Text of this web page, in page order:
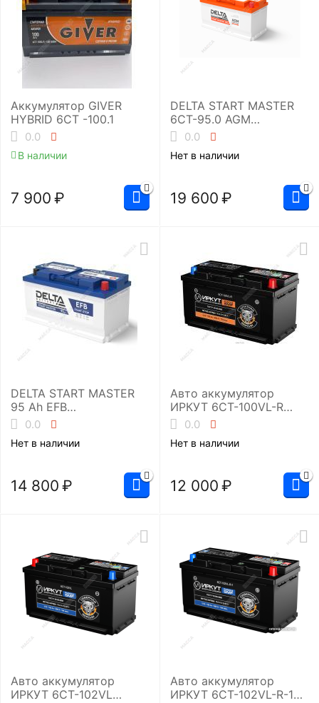
Аккумулятор GIVER
HYBRID 6CT -100.1
0.0
В наличии
7 900 ₽
DELTA START MASTER
6CT-95.0 AGM
(L5/850EN)
батарея
0.0
Нет в наличии
19 600 ₽
DELTA START MASTER
95 Ah EFB
(L5/900A)Аккумуляторн
0.0
Нет в наличии
14 800 ₽
Авто аккумулятор
ИРКУТ 6CT-100VL-R
(SMF-L5EU)
0.0
Нет в наличии
12 000 ₽
Авто аккумулятор
ИРКУТ 6CT-102VL
Авто аккумулятор
ИРКУТ 6CT-102VL-R-1